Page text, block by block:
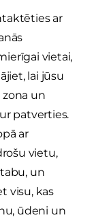
ar
vietai,
lai jūsu
un
patverties.
ar
vietu,
un
visu, kas
ūdeni un